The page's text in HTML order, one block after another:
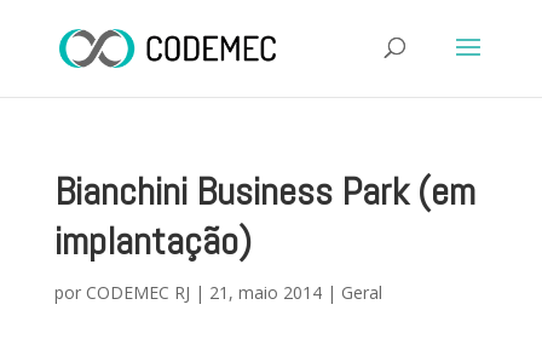
Bianchini Business Park (em
implantação)
por CODEMEC RJ | 21, maio 2014| Geral